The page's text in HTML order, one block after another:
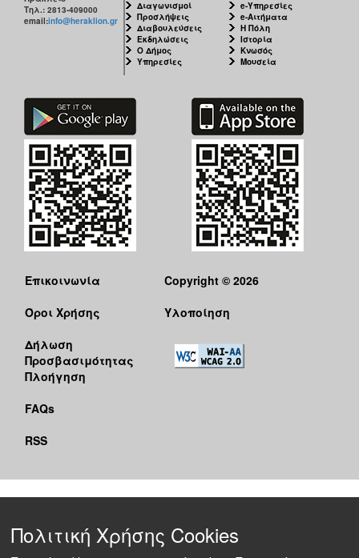
ΔΗΜΟΣ
ΠΟΛΙΤΙΣΜΟΣ
ΑΝΘΕΚΤΙΚΗ
ΠΟΛΗ
Τηλ.: 2813-409000
email:info@heraklion.gr
Διαγωνισμοί
Προσλήψεις
Διαβουλεύσεις
Εκδηλώσεις
Ο Δήμος
Υπηρεσίες
e-Υπηρεσίες
e-Αιτήματα
Η Πόλη
Ιστορία
Κνωσός
Μουσεία
Επικοινωνία
Όροι Χρήσης
Δήλωση
Προσβασιμότητας
Πλοήγηση
FAQs
RSS
Copyright © 2026
Υλοποίηση
Πολιτική Χρήσης Cookies